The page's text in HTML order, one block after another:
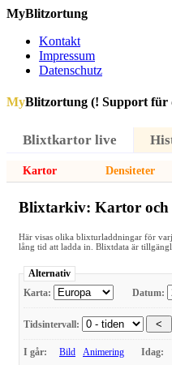
MyBlitzortung
Kontakt
Impressum
Datenschutz
MyBlitzortung (! Support für
Blixtkartor live
Kartor Densiteter
Blixtarkiv: Kartor och
Här visas olika blixturladdningar för
lång tid att ladda in. Blixtdata är
Alternativ
Karta:
Datum:
Tidsintervall:
I går: Bild Animering Idag: